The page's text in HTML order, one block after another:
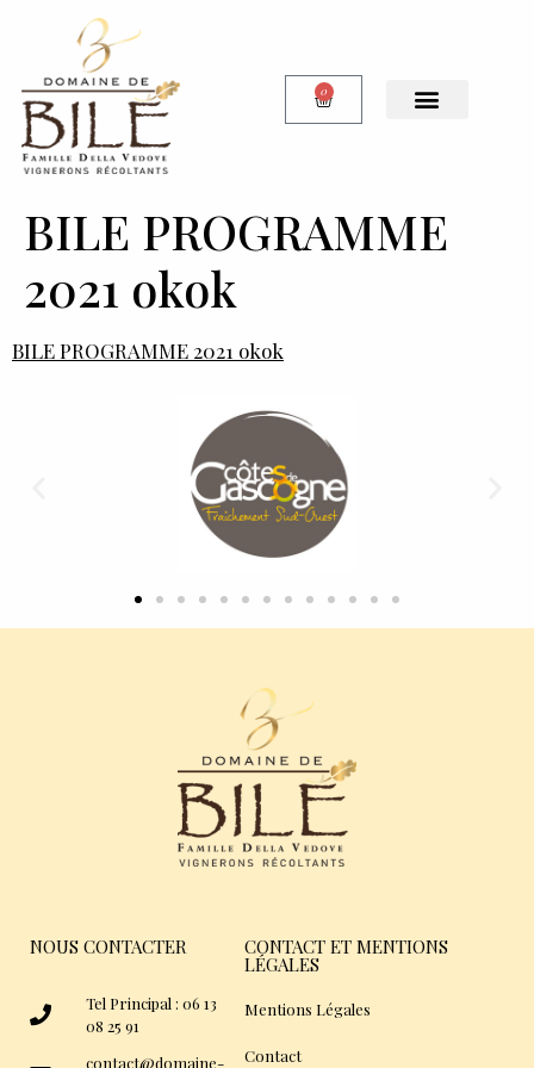
0
BILE PROGRAMME
2021 okok
BILE PROGRAMME 2021 okok
NOUS CONTACTER
Tel Principal : 06 13
08 25 91
contact@domaine-
CONTACT ET MENTIONS
LÉGALES
Mentions Légales
Contact